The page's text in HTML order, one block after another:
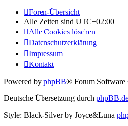
Foren-Übersicht
Alle Zeiten sind UTC+02:00
Alle Cookies löschen
Datenschutzerklärung
Impressum
Kontakt
Powered by phpBB® Forum
Deutsche Übersetzung durch phpBB.de
Style: Black-Silver by Joyce&Luna